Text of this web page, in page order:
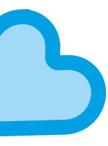
Подписаться